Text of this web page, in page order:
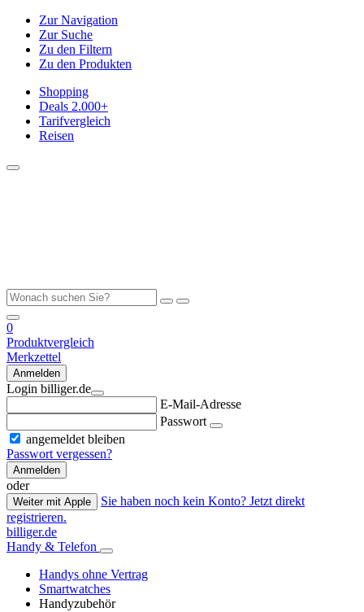
Zur Navigation
Zur Suche
Zu den Filtern
Zu den Produkten
Shopping
Deals 2.000+
Tarifvergleich
Reisen
0
Produktvergleich
Merkzettel
Anmelden
Login billiger.de
E-Mail-Adresse
Passwort
angemeldet bleiben
Passwort vergessen?
Anmelden
oder
Weiter mit Apple
Sie haben noch kein Konto? Jetzt direkt
registrieren.
billiger.de
Handy & Telefon
Handys ohne Vertrag
Smartwatches
Handyzubehör